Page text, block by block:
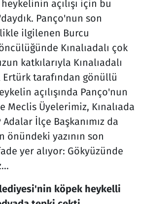
açılışı için bu
Panço'nun son
ilgilenen Burcu
Kınalıadalı çok
katkılarıyla Kınalıadalı
Ertürk tarafından gönüllü
açılışında Panço'nun
Meclis Üyelerimiz, Kınalıada
Adalar İlçe Başkanımız da
önündeki yazının son
yer alıyor: Gökyüzünde
köpek heykelli